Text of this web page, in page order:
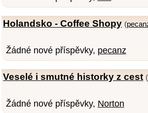
Holandsko - Coffee Shopy (
Žádné nové příspěvky, pecanz
Veselé i smutné historky z cest (
Žádné nové příspěvky, Norton